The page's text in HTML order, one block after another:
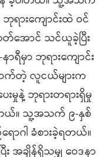
ရားကျောင်းထဲ ဝင်
တ်အောင် သင်ယူခဲ့ပြီး
ရီမှာ ဘုရားကျောင်း
က်တဲ့ လူငယ်များက
နဲ့ ဘုရားတရားရှိမှု
တယ်။ သူ့အသက် ၉-နှစ်
ဂါ ခံစားခဲ့ရတယ်။
အချိန်ရှိသမျှ ဝေဒနာ